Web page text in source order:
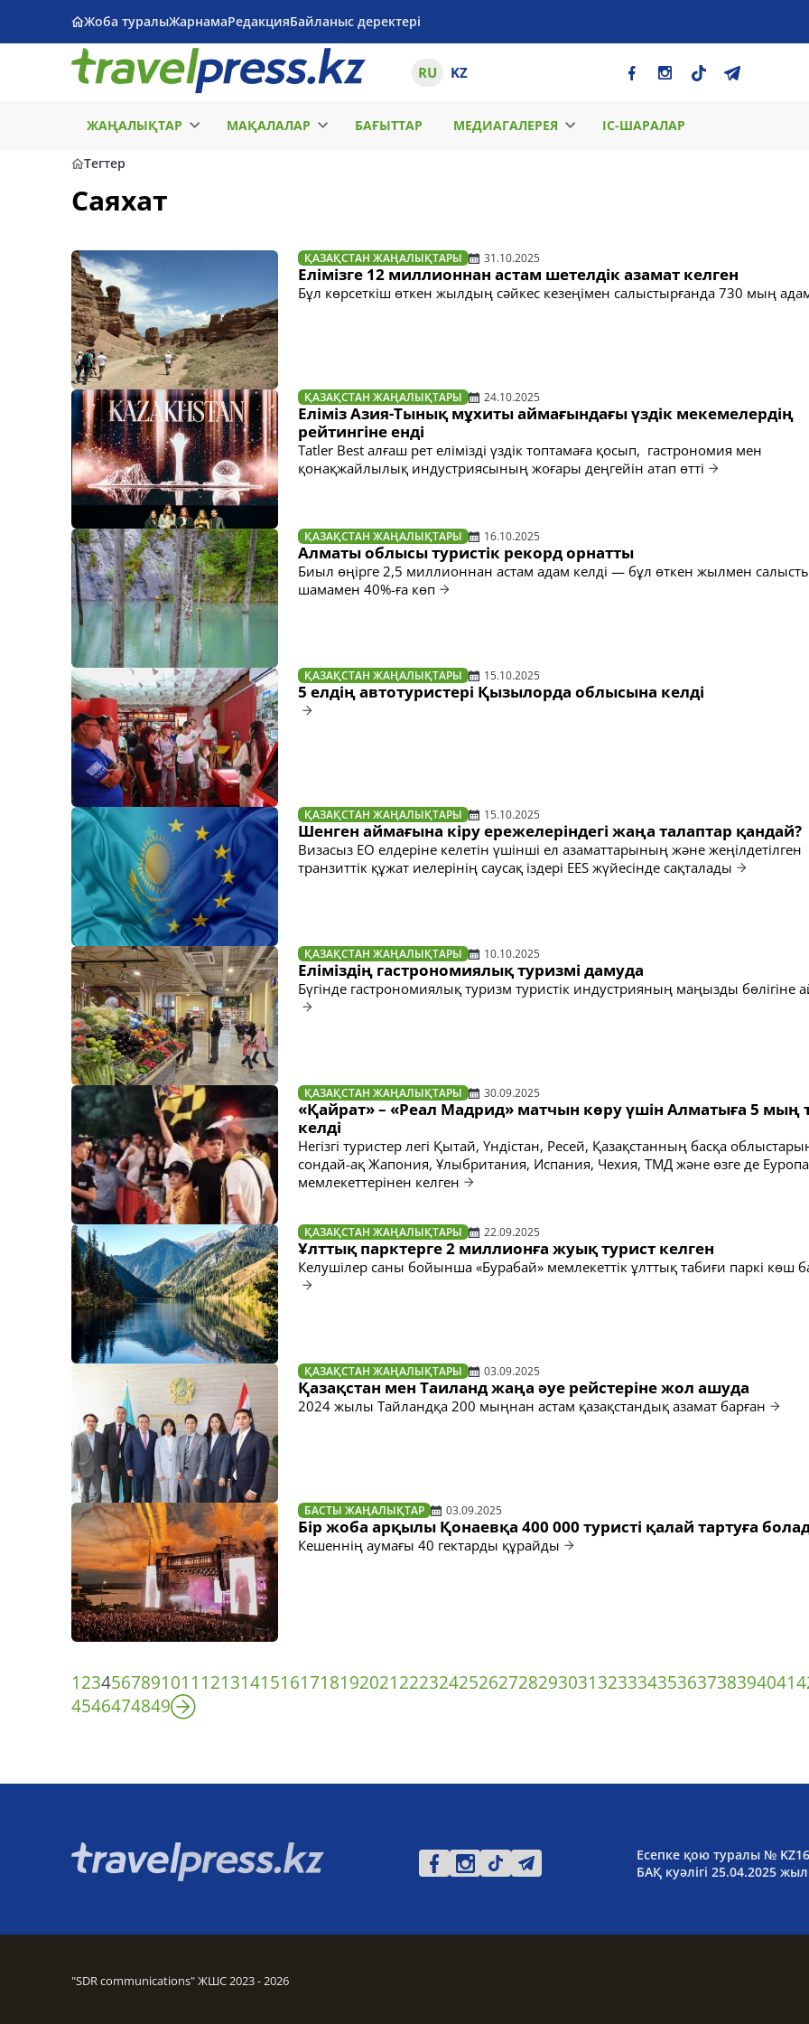
Жоба туралыЖарнамаРедакцияБайланыс деректері
RU KZ
ЖАҢАЛЫҚТАР МАҚАЛАЛАР БАҒЫТТАР МЕДИАГАЛЕРЕЯ ІС-ШАРАЛАР
Тегтер
Саяхат
ҚАЗАҚСТАН ЖАҢАЛЫҚТАРЫ 31.10.2025
Елімізге 12 миллионнан астам шетелдік азамат келген
Бұл көрсеткіш өткен жылдың сәйкес кезеңімен салыстырғанда 730 мың
ҚАЗАҚСТАН ЖАҢАЛЫҚТАРЫ 24.10.2025
Еліміз Азия-Тынық мұхиты аймағындағы үздік мекемелердің
рейтингіне енді
Tatler Best алғаш рет елімізді үздік топтамаға қосып, гастрономия мен
қонақжайлылық индустриясының жоғары деңгейін атап өтті
ҚАЗАҚСТАН ЖАҢАЛЫҚТАРЫ 16.10.2025
Алматы облысы туристік рекорд орнатты
Биыл өңірге 2,5 миллионнан астам адам келді — бұл өткен жылмен
шамамен 40%-ға көп
ҚАЗАҚСТАН ЖАҢАЛЫҚТАРЫ 15.10.2025
5 елдің автотуристері Қызылорда облысына келді
ҚАЗАҚСТАН ЖАҢАЛЫҚТАРЫ 15.10.2025
Шенген аймағына кіру ережелеріндегі жаңа талаптар қандай?
Визасыз ЕО елдеріне келетін үшінші ел азаматтарының және жеңілдетілген
транзиттік құжат иелерінің саусақ іздері EES жүйесінде сақталады
ҚАЗАҚСТАН ЖАҢАЛЫҚТАРЫ 10.10.2025
Еліміздің гастрономиялық туризмі дамуда
Бүгінде гастрономиялық туризм туристік индустрияның маңызды бөлігіне
ҚАЗАҚСТАН ЖАҢАЛЫҚТАРЫ 30.09.2025
«Қайрат» – «Реал Мадрид» матчын көру үшін Алматыға 5 мың
келді
Негізгі туристер легі Қытай, Үндістан, Ресей, Қазақстанның басқа
сондай-ақ Жапония, Ұлыбритания, Испания, Чехия, ТМД және өзге де Еуропа
мемлекеттерінен келген
ҚАЗАҚСТАН ЖАҢАЛЫҚТАРЫ 22.09.2025
Ұлттық парктерге 2 миллионға жуық турист келген
Келушілер саны бойынша «Бурабай» мемлекеттік ұлттық табиғи паркі көш
ҚАЗАҚСТАН ЖАҢАЛЫҚТАРЫ 03.09.2025
Қазақстан мен Таиланд жаңа әуе рейстеріне жол ашуда
2024 жылы Тайландқа 200 мыңнан астам қазақстандық азамат барған
БАСТЫ ЖАҢАЛЫҚТАР 03.09.2025
Бір жоба арқылы Қонаевқа 400 000 туристі қалай тартуға
Кешеннің аумағы 40 гектарды құрайды
1234567891011 121314151617181920212223242526272829303132333435363738394041
4546474849
Есепке қою туралы №
БАҚ куәлігі 25.04.2025
"SDR communications" ЖШС 2023 - 2026